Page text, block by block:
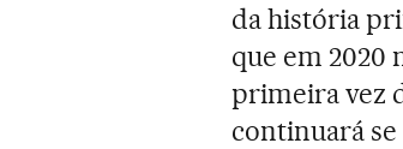
da história
que em 2020
primeira vez
continuará